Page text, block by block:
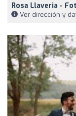
Rosa Llaveria -
Ver dirección y